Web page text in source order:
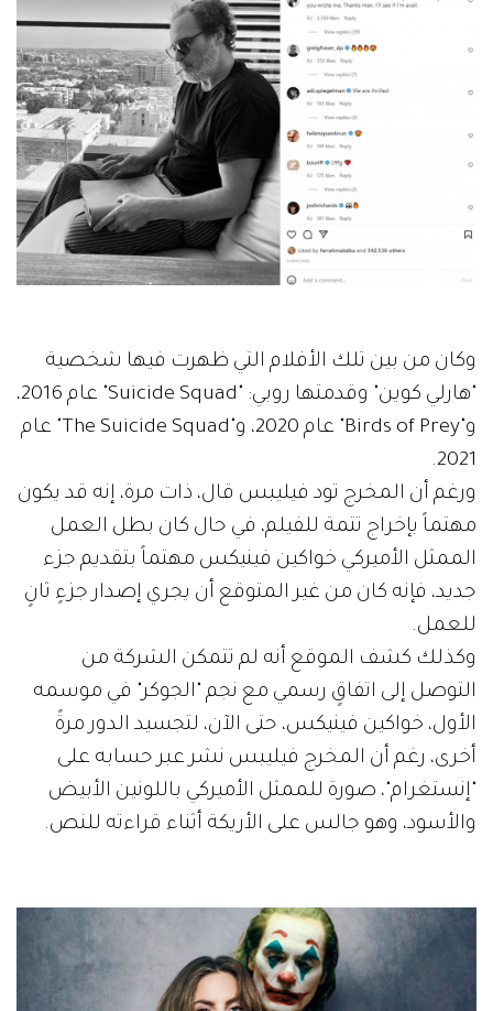
وكان من بين تلك الأفلام التي ظهرت فيها شخصية
"هارلي كوين" وقدمتها روبي: "Suicide Squad" عام 2016،
و"Birds of Prey" عام 2020، و"The Suicide Squad" عام
2021.
ورغم أن المخرج تود فيليبس قال، ذات مرة، إنه قد يكون
مهتماً بإخراج تتمة للفيلم، في حال كان بطل العمل
الممثل الأميركي خواكين فينيكس مهتماً بتقديم جزء
جديد، فإنه كان من غير المتوقع أن يجري إصدار جزءٍ ثانٍ
للعمل.
وكذلك كشف الموقع أنه لم تتمكن الشركة من
التوصل إلى اتفاقٍ رسمي مع نجم "الجوكر" في موسمه
الأول، خواكين فينيكس، حتى الآن، لتجسيد الدور مرةً
أخرى، رغم أن المخرج فيليبس نشر عبر حسابه على
"إنستغرام"، صورة للممثل الأميركي باللونين الأبيض
والأسود، وهو جالس على الأريكة أثناء قراءته للنص.